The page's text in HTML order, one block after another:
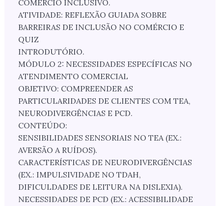
COMÉRCIO INCLUSIVO.
ATIVIDADE: REFLEXÃO GUIADA SOBRE
BARREIRAS DE INCLUSÃO NO COMÉRCIO E
QUIZ
INTRODUTÓRIO.
MÓDULO 2: NECESSIDADES ESPECÍFICAS NO
ATENDIMENTO COMERCIAL
OBJETIVO: COMPREENDER AS
PARTICULARIDADES DE CLIENTES COM TEA,
NEURODIVERGÊNCIAS E PCD.
CONTEÚDO:
SENSIBILIDADES SENSORIAIS NO TEA (EX.:
AVERSÃO A RUÍDOS).
CARACTERÍSTICAS DE NEURODIVERGÊNCIAS
(EX.: IMPULSIVIDADE NO TDAH,
DIFICULDADES DE LEITURA NA DISLEXIA).
NECESSIDADES DE PCD (EX.: ACESSIBILIDADE